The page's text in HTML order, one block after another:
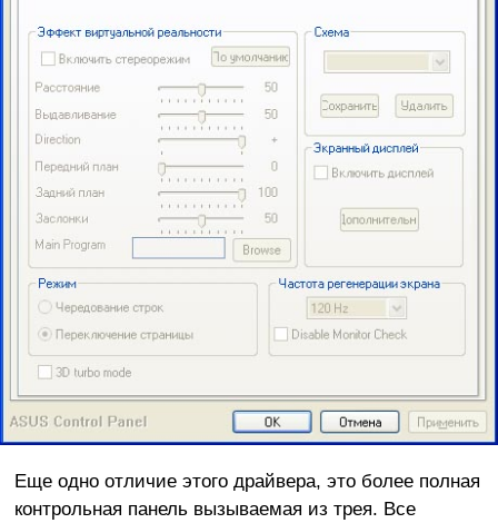
Еще одно отличие этого драйвера, это более полная
контрольная панель вызываемая из трея. Все